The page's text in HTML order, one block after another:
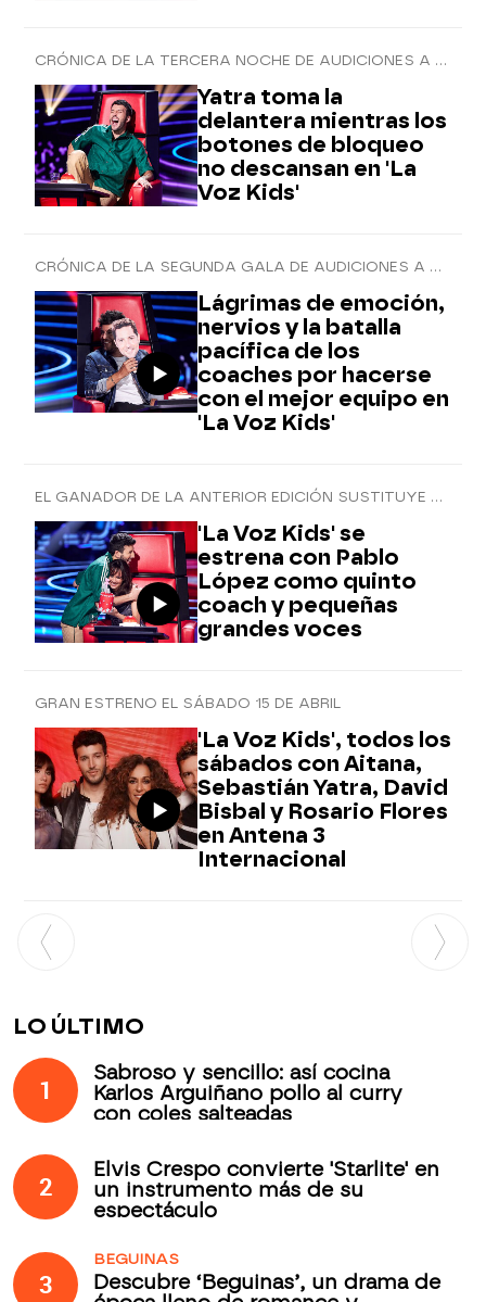
CRÓNICA DE LA TERCERA NOCHE DE AUDICIONES A CIEGAS
Yatra toma la
delantera mientras los
botones de bloqueo
no descansan en 'La
Voz Kids'
CRÓNICA DE LA SEGUNDA GALA DE AUDICIONES A CIEGAS
Lágrimas de emoción,
nervios y la batalla
pacífica de los
coaches por hacerse
con el mejor equipo en
'La Voz Kids'
EL GANADOR DE LA ANTERIOR EDICIÓN SUSTITUYE A BISBAL EN LAS PRIMERAS AUDICIONES
'La Voz Kids' se
estrena con Pablo
López como quinto
coach y pequeñas
grandes voces
GRAN ESTRENO EL SÁBADO 15 DE ABRIL
'La Voz Kids', todos los
sábados con Aitana,
Sebastián Yatra, David
Bisbal y Rosario Flores
en Antena 3
Internacional
LO ÚLTIMO
1
Sabroso y sencillo: así cocina
Karlos Arguiñano pollo al curry
con coles salteadas
2
Elvis Crespo convierte 'Starlite' en
un instrumento más de su
espectáculo
3
BEGUINAS
Descubre ‘Beguinas’, un drama de